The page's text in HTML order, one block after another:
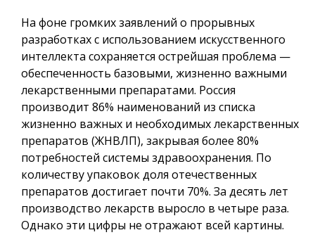
На фоне громких заявлений о прорывных
разработках с использованием искусственного
интеллекта сохраняется острейшая проблема —
обеспеченность базовыми, жизненно важными
лекарственными препаратами. Россия
производит 86% наименований из списка
жизненно важных и необходимых лекарственных
препаратов (ЖНВЛП), закрывая более 80%
потребностей системы здравоохранения. По
количеству упаковок доля отечественных
препаратов достигает почти 70%. За десять лет
производство лекарств выросло в четыре раза.
Однако эти цифры не отражают всей картины.